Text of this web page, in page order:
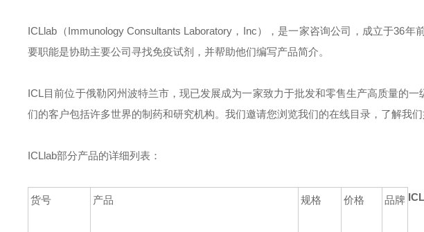
ICLlab（Immunology Consultants Laboratory，Inc），是一家咨询公司，成立于36年
要职能是协助主要公司寻找免疫试剂，并帮助他们编写产品简介。
ICL目前位于俄勒冈州波特兰市，现已发展成为一家致力于批发和零售生产高质量的
们的客户包括许多世界的制药和研究机构。我们邀请您浏览我们的在线目录，了解我
ICLlab部分产品的详细列表：
货号 产品 规格 价格 品牌